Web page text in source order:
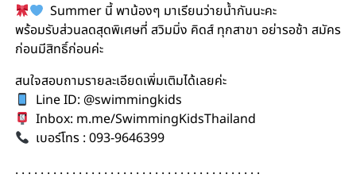
Summer นี้ พาน้องๆ มาเรียนว่ายน้ำกันนะคะ
พร้อมรับส่วนลดสุดพิเศษที่ สวิมมิ่ง คิดส์ ทุกสาขา อย่ารอช้า สมัคร
ก่อนมีสิทธิ์ก่อนค่ะ
สนใจสอบถามรายละเอียดเพิ่มเติมได้เลยค่ะ
Line ID: @swimmingkids
Inbox: m.me/SwimmingKidsThailand
เบอร์โทร : 093-9646399
. . . . . . . . . . . . . . . . . . . . . . . . . . . . . . . . . . . . . . .